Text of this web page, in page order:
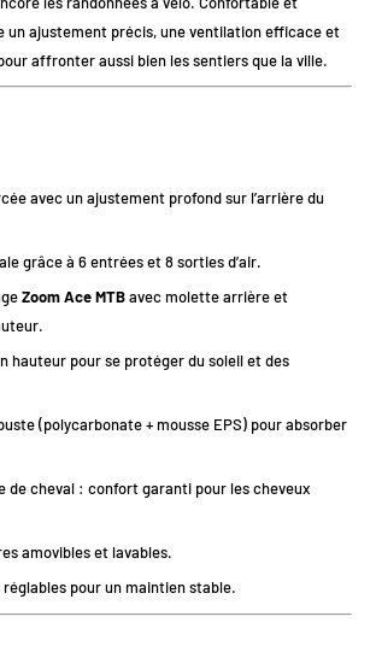
un ajustement précis, une ventilation efficace et
affronter aussi bien les sentiers que la ville.
avec un ajustement profond sur l’arrière du
grâce à 6 entrées et 8 sorties d’air.
Zoom Ace MTBavec molette arrière et
hauteur pour se protéger du soleil et des
(polycarbonate + mousse EPS) pour absorber
de cheval : confort garanti pour les cheveux
amovibles et lavables.
pour un maintien stable.